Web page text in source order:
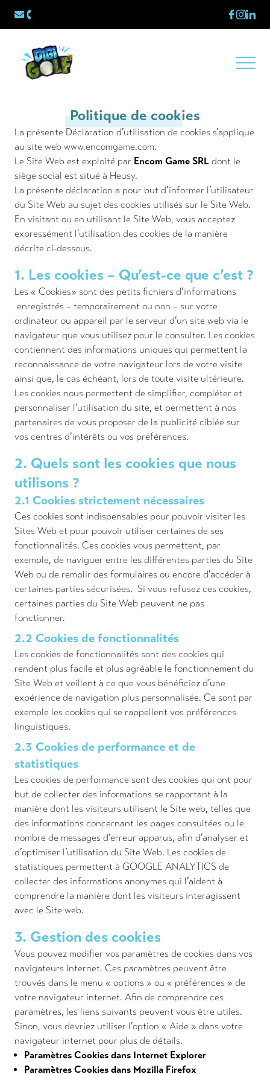
info@encomgame.com
+32 (0) 499 37 62 57 Facebook
Politique de cookies
La présente Déclaration d’utilisation de cookies s’applique
au site web www.encomgame.com.
Le Site Web est exploité par Encom Game SRL dont le
siège social est situé à Heusy.
La présente déclaration a pour but d’informer l’utilisateur
du Site Web au sujet des cookies utilisés sur le Site Web.
En visitant ou en utilisant le Site Web, vous acceptez
expressément l’utilisation des cookies de la manière
décrite ci-dessous.
1. Les cookies – Qu’est-ce que c’est ?
Les « Cookies» sont des petits fichiers d’informations
enregistrés – temporairement ou non – sur votre
ordinateur ou appareil par le serveur d’un site web via le
navigateur que vous utilisez pour le consulter. Les cookies
contiennent des informations uniques qui permettent la
reconnaissance de votre navigateur lors de votre visite
ainsi que, le cas échéant, lors de toute visite ultérieure.
Les cookies nous permettent de simplifier, compléter et
personnaliser l’utilisation du site, et permettent à nos
partenaires de vous proposer de la publicité ciblée sur
vos centres d’intérêts ou vos préférences.
2. Quels sont les cookies que nous
utilisons ?
2.1 Cookies strictement nécessaires
Ces cookies sont indispensables pour pouvoir visiter les
Sites Web et pour pouvoir utiliser certaines de ses
fonctionnalités. Ces cookies vous permettent, par
exemple, de naviguer entre les différentes parties du Site
Web ou de remplir des formulaires ou encore d’accéder à
certaines parties sécurisées. Si vous refusez ces cookies,
certaines parties du Site Web peuvent ne pas
fonctionner.
2.2 Cookies de fonctionnalités
Les cookies de fonctionnalités sont des cookies qui
rendent plus facile et plus agréable le fonctionnement du
Site Web et veillent à ce que vous bénéficiez d’une
expérience de navigation plus personnalisée. Ce sont par
exemple les cookies qui se rappellent vos préférences
linguistiques.
2.3 Cookies de performance et de
statistiques
Les cookies de performance sont des cookies qui ont pour
but de collecter des informations se rapportant à la
manière dont les visiteurs utilisent le Site web, telles que
des informations concernant les pages consultées ou le
nombre de messages d’erreur apparus, afin d’analyser et
d’optimiser l’utilisation du Site Web. Les cookies de
statistiques permettent à GOOGLE ANALYTICS de
collecter des informations anonymes qui l’aident à
comprendre la manière dont les visiteurs interagissent
avec le Site web.
3. Gestion des cookies
Vous pouvez modifier vos paramètres de cookies dans vos
navigateurs Internet. Ces paramètres peuvent être
trouvés dans le menu « options » ou « préférences » de
votre navigateur internet. Afin de comprendre ces
paramètres, les liens suivants peuvent vous être utiles.
Sinon, vous devriez utiliser l’option « Aide » dans votre
navigateur internet pour plus de détails.
Paramètres Cookies dans Internet Explorer
Paramètres Cookies dans Mozilla Firefox